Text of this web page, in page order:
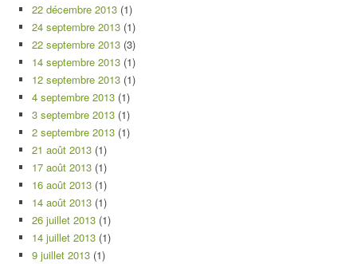
22 décembre 2013 (1)
24 septembre 2013 (1)
22 septembre 2013 (3)
14 septembre 2013 (1)
12 septembre 2013 (1)
4 septembre 2013 (1)
3 septembre 2013 (1)
2 septembre 2013 (1)
21 août 2013 (1)
17 août 2013 (1)
16 août 2013 (1)
14 août 2013 (1)
26 juillet 2013 (1)
14 juillet 2013 (1)
9 juillet 2013 (1)